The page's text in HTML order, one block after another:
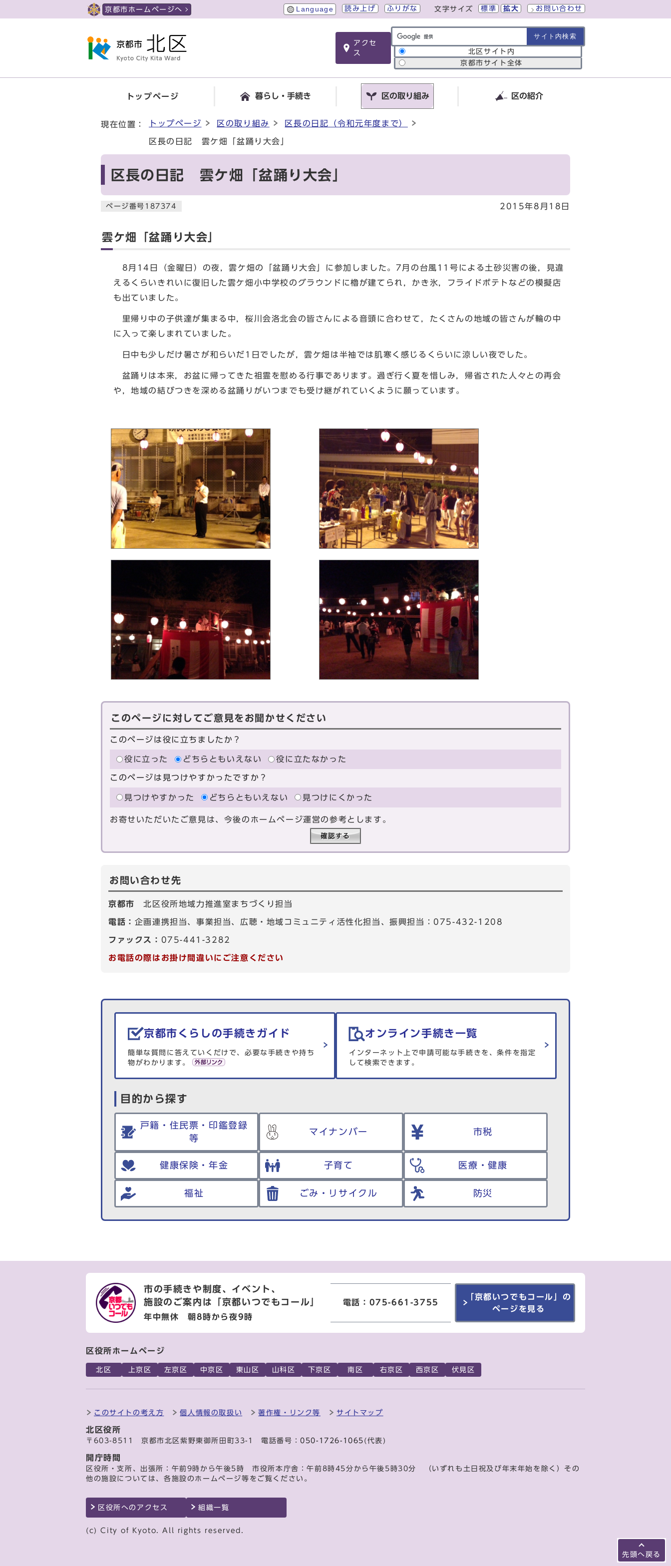
京都市ホームページへ Language 読み上げ ふりがな 文字サイズ 標準 拡大 お問い合わせ
アクセ
ス
サイト内検索の範囲
北区サイト内
京都市サイト全体
トップページ 暮らし・手続き 区の取り組み 区の紹介
現在位置： トップページ 区の取り組み 区長の日記（令和元年度まで）
区長の日記 雲ケ畑「盆踊り大会」
区長の日記 雲ケ畑「盆踊り大会」
ページ番号187374 2015年8月18日
雲ケ畑「盆踊り大会」
8月14日（金曜日）の夜，雲ケ畑の「盆踊り大会」に参加しました。7月の台風11号による土砂災害の後，見違
えるくらいきれいに復旧した雲ケ畑小中学校のグラウンドに櫓が建てられ，かき氷，フライドポテトなどの模擬店
も出ていました。
里帰り中の子供達が集まる中，桜川会洛北会の皆さんによる音頭に合わせて，たくさんの地域の皆さんが輪の中
に入って楽しまれていました。
日中も少しだけ暑さが和らいだ1日でしたが，雲ケ畑は半袖では肌寒く感じるくらいに涼しい夜でした。
盆踊りは本来，お盆に帰ってきた祖霊を慰める行事であります。過ぎ行く夏を惜しみ，帰省された人々との再会
や，地域の結びつきを深める盆踊りがいつまでも受け継がれていくように願っています。
このページに対してご意見をお聞かせください
このページは役に立ちましたか？
役に立った どちらともいえない 役に立たなかった
このページは見つけやすかったですか？
見つけやすかった どちらともいえない 見つけにくかった
お寄せいただいたご意見は、今後のホームページ運営の参考とします。
お問い合わせ先
京都市北区役所地域力推進室まちづくり担当
電話： 企画連携担当、事業担当、広聴・地域コミュニティ活性化担当、振興担当：075-432-1208
ファックス： 075-441-3282
お電話の際はお掛け間違いにご注意ください
生活情報を探す
京都市くらしの手続きガイド
簡単な質問に答えていくだけで、必要な手続きや持ち
物がわかります。
オンライン手続き一覧
インターネット上で申請可能な手続きを、条件を指定
して検索できます。
目的から探す
戸籍・住民票・印鑑登録
等
マイナンバー 市税
健康保険・年金 子育て 医療・健康
福祉 ごみ・リサイクル 防災
先頭へ戻る
市の手続きや制度、イベント、
施設のご案内は
「京都いつでもコール」
年中無休 朝8時から夜9時
電話：075-661-3755
「京都いつでもコール」の
ページを見る
区役所ホームページ
北区 上京区 左京区 中京区 東山区 山科区 下京区 南区 右京区 西京区 伏見区
このサイトの考え方 個人情報の取扱い 著作権・リンク等 サイトマップ
北区役所
〒603-8511 京都市北区紫野東御所田町33-1 電話番号：050-1726-1065 (代表)
開庁時間
区役所・支所、出張所：午前9時から午後5時 市役所本庁舎：午前8時45分から午後5時30分 （いずれも土日祝及び年末年始を除く）その
他の施設については、各施設のホームページ等をご覧ください。
区役所へのアクセス 組織一覧
(c) City of Kyoto. All rights reserved.